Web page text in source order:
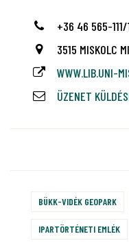
+36 46 565-111/
3515 MISKOLC
WWW.LIB.UNI-
ÜZENET
BÜKK-VIDÉK GEOPARK
IPARTÖRTÉNETI EMLÉK